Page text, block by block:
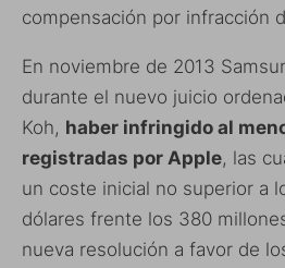
compensación por infracción
En noviembre de 2013
durante el nuevo juicio
Koh, haber infringido al
registradas por Apple, las
un coste inicial no superior a
dólares frente los 380
nueva resolución a favor de